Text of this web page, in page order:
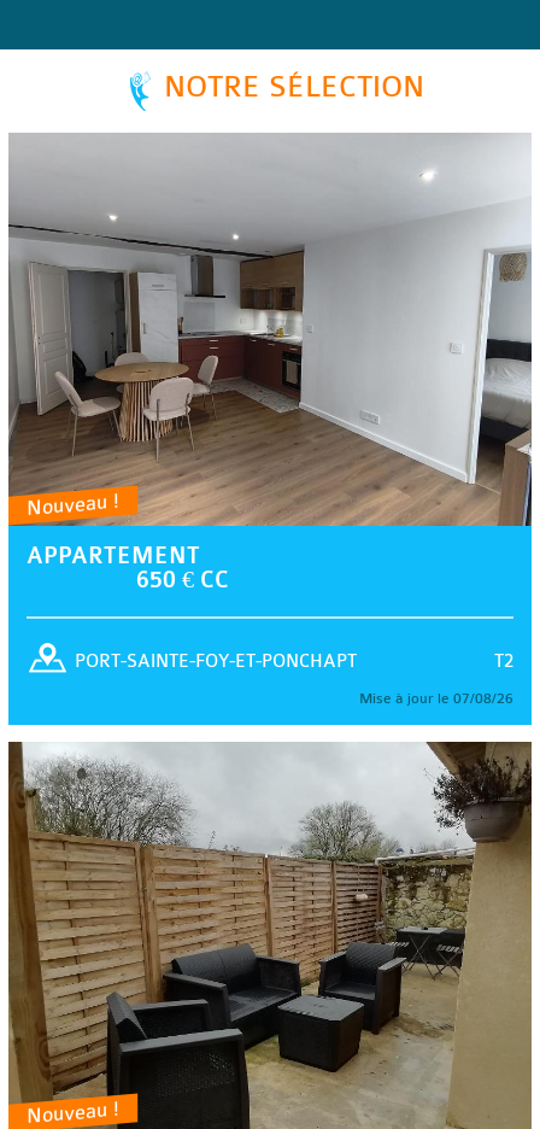
NOTRE SÉLECTION
Nouveau !
APPARTEMENT
650 € CC
T2
PORT-SAINTE-FOY-ET-PONCHAPT
Mise à jour le 07/08/26
Nouveau !